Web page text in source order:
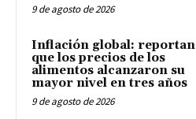
9 de agosto de 2026
Inflación global: reportan
que los precios de los
alimentos alcanzaron su
mayor nivel en tres años
9 de agosto de 2026